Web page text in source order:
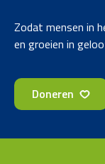
Zodat mensen in
en groeien in
Doneren